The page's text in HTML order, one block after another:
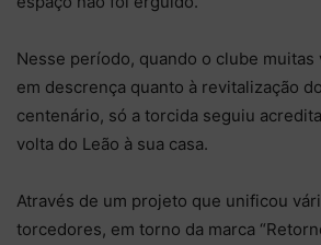
Nesse período, quando o clube
em descrença quanto à revitalização
centenário, só a torcida seguiu
volta do Leão à sua casa.
Através de um projeto que unificou
torcedores, em torno da marca